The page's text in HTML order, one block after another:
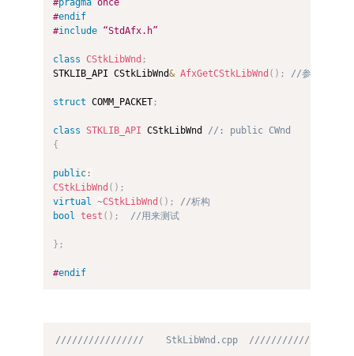
#endif
#include “StdAfx.h”
class CStkLibWnd ;
STKLIB_API CStkLibWnd& AfxGetCStkLibWnd ( ) ; //参考工程中
struct COMM_PACKET ;
class STKLIB_API CStkLibWnd //: public CWnd
{
public:
CStkLibWnd ( ) ;
virtual
~CStkLibWnd ( ) ;
//析构
bool
test ( ) ; //用来测试
} ;
#endif
////////////////    StkLibWnd.cpp  /////////////////